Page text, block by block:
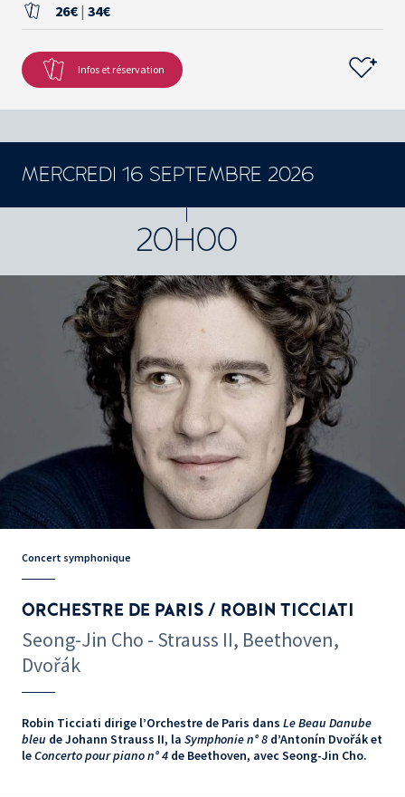
26€ | 34€
Infos et réservation
MERCREDI 16 SEPTEMBRE 2026
20H00
Concert symphonique
ORCHESTRE DE PARIS / ROBIN TICCIATI
Seong-Jin Cho - Strauss II, Beethoven,
Dvořák
Robin Ticciati dirige l’Orchestre de Paris dans Le Beau Danube
bleu de Johann Strauss II, la Symphonie n° 8 d’Antonín Dvořák et
leConcerto pour piano n° 4 de Beethoven, avec Seong-Jin Cho.